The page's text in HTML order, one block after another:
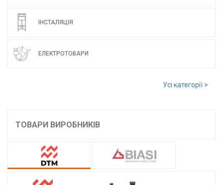
ІНСТАЛЯЦІЯ
ЕЛЕКТРОТОВАРИ
Усі категорії >
ТОВАРИ ВИРОБНИКІВ